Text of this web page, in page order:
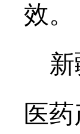
效。
医